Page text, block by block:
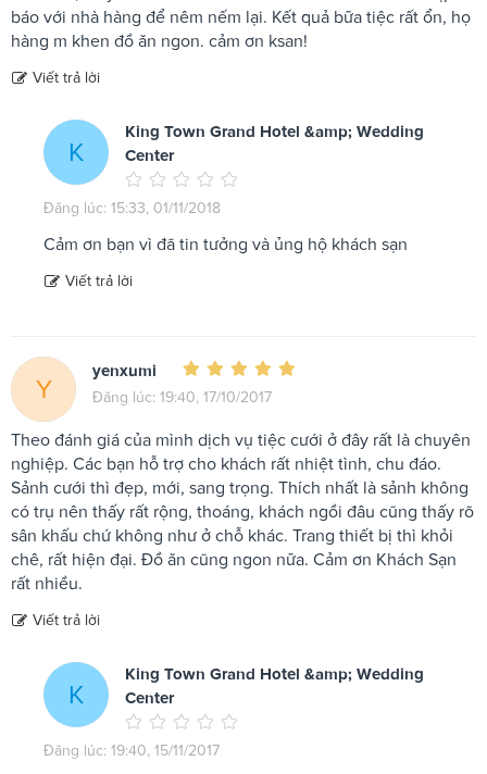
báo với nhà hàng để nêm nếm lại. Kết quả bữa tiệc rất ổn, họ
hàng m khen đồ ăn ngon. cảm ơn ksan!
Viết trả lời
K
King Town Grand Hotel &amp; Wedding
Center
Đăng lúc: 15:33, 01/11/2018
Cảm ơn bạn vì đã tin tưởng và ủng hộ khách sạn
Viết trả lời
Y
yenxumi
Đăng lúc: 19:40, 17/10/2017
Theo đánh giá của mình dịch vụ tiệc cưới ở đây rất là chuyên
nghiệp. Các bạn hỗ trợ cho khách rất nhiệt tình, chu đáo.
Sảnh cưới thì đẹp, mới, sang trọng. Thích nhất là sảnh không
có trụ nên thấy rất rộng, thoáng, khách ngồi đâu cũng thấy rõ
sân khấu chứ không như ở chỗ khác. Trang thiết bị thì khỏi
chê, rất hiện đại. Đồ ăn cũng ngon nữa. Cảm ơn Khách Sạn
rất nhiều.
Viết trả lời
K
King Town Grand Hotel &amp; Wedding
Center
Đăng lúc: 19:40, 15/11/2017